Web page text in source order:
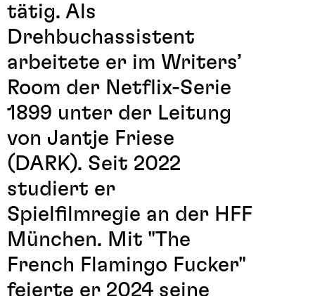
tätig. Als
Drehbuchassistent
arbeitete er im Writers’
Room der Netflix-Serie
1899 unter der Leitung
von Jantje Friese
(DARK). Seit 2022
studiert er
Spielfilmregie an der HFF
München. Mit "The
French Flamingo Fucker"
feierte er 2024 seine